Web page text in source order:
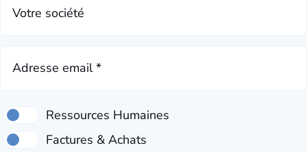
Votre société
Adresse email *